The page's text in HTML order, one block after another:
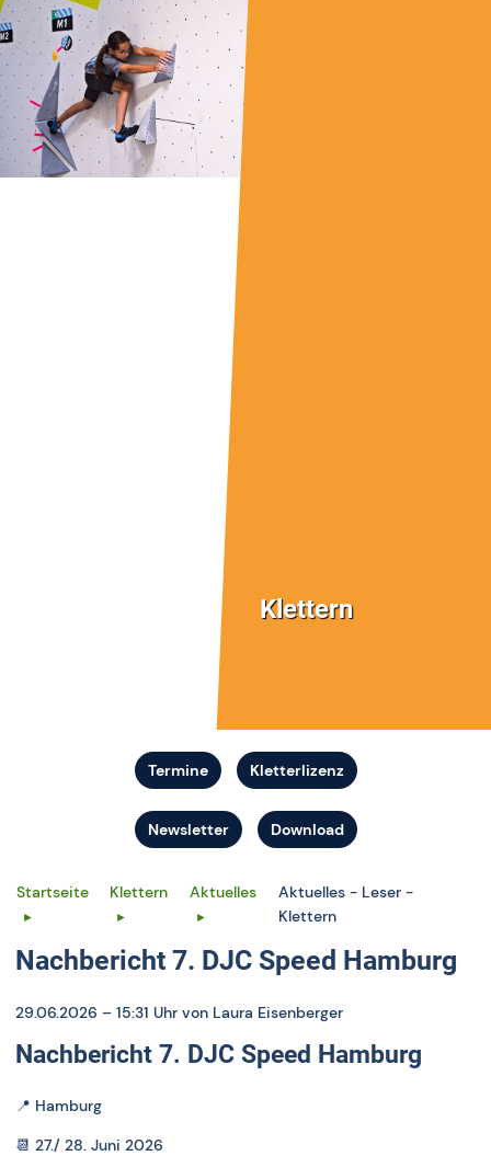
Klettern
Termine Kletterlizenz
Newsletter Download
Startseite Klettern Aktuelles
Aktuelles - Leser -
Klettern
Nachbericht 7. DJC Speed Hamburg
29.06.2026 – 15:31 Uhr von Laura Eisenberger
Nachbericht 7. DJC Speed Hamburg
📍 Hamburg
📆 27./ 28. Juni 2026